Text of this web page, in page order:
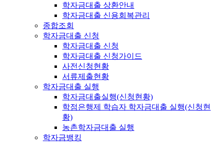
학자금대출 상환안내
학자금대출 신용회복관리
종합조회
학자금대출 신청
학자금대출 신청
학자금대출 신청가이드
사전신청현황
서류제출현황
학자금대출 실행
학자금대출실행(신청현황)
학점은행제 학습자 학자금대출 실행(신청현
황)
농촌학자금대출 실행
학자금뱅킹